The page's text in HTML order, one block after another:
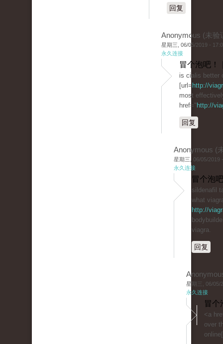
回复
Anonymous (未验
星期三, 06/05/2019 -
永久连接
冒个泡吧！
is cialis better
[url= http://
most
href=" http://
回复
Anonymous (
星期三, 06/05/2019
永久连接
冒个泡
sildenafil
what
http://
viagra.
回复
星期三, 06/05/
永久连接
冒个
<a
over